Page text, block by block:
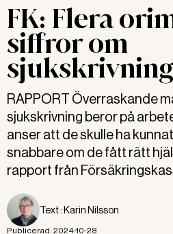
FK: Flera
siffror om
sjukskrivning
RAPPORT Överraskande
sjukskrivning beror på
anser att de skulle ha
snabbare om de fått rätt
rapport från
Text : Karin Nilsson
Publicerad: 2024-10-28